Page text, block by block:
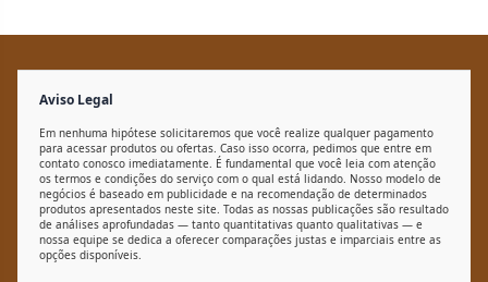
Aviso Legal
Em nenhuma hipótese solicitaremos que você realize qualquer pagamento
para acessar produtos ou ofertas. Caso isso ocorra, pedimos que entre em
contato conosco imediatamente. É fundamental que você leia com atenção
os termos e condições do serviço com o qual está lidando. Nosso modelo de
negócios é baseado em publicidade e na recomendação de determinados
produtos apresentados neste site. Todas as nossas publicações são resultado
de análises aprofundadas — tanto quantitativas quanto qualitativas — e
nossa equipe se dedica a oferecer comparações justas e imparciais entre as
opções disponíveis.